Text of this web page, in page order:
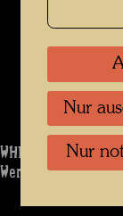
WHITE FOG SONG
Werk: 900
Nur
Nur